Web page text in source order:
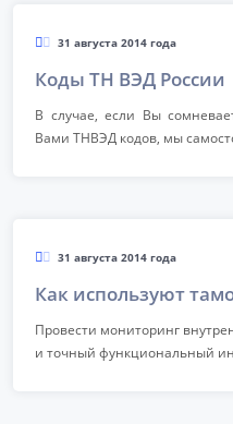
31 августа 2014 года
Коды ТН ВЭД России
В случае, если Вы
Вами ТНВЭД кодов, мы
31 августа 2014 года
Как используют
Провести мониторинг
и точный функциональный